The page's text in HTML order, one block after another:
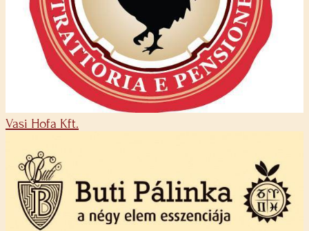
Vasi Hofa Kft.